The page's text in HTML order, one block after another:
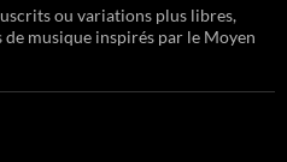
ou variations plus libres,
musique inspirés par le Moyen